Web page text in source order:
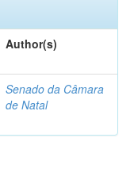
Author(s)
Senado da Câmara
de Natal